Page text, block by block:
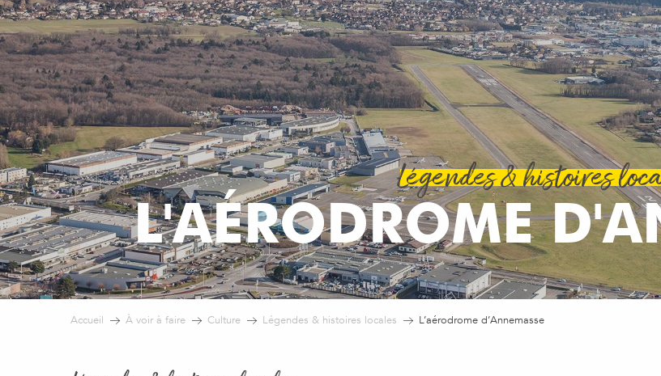
Légendes & histoires
L'AÉRODROME
Accueil À voir à faire Culture Légendes & histoires locales L’aérodrome d’Annemasse